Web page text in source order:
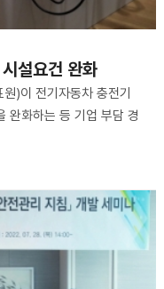
설요건 완화
)이 전기자동차 충전기
완화하는 등 기업 부담 경